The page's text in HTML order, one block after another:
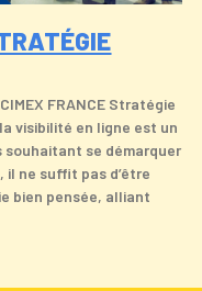
FRANCE Stratégie
visibilité en ligne est un
se démarquer
ne suffit pas d’être
bien pensée, alliant